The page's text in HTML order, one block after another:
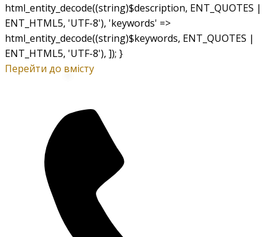
html_entity_decode((string)$description, ENT_QUOTES |
ENT_HTML5, 'UTF-8'), 'keywords' =>
html_entity_decode((string)$keywords, ENT_QUOTES |
ENT_HTML5, 'UTF-8'), ]); }
Перейти до вмісту